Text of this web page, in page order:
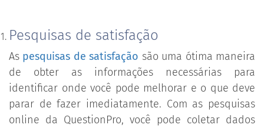
Pesquisas de satisfação
As pesquisas de satisfação são uma ótima maneira
de obter as informações necessárias para
identificar onde você pode melhorar e o que deve
parar de fazer imediatamente. Com as pesquisas
online da QuestionPro, você pode coletar dados